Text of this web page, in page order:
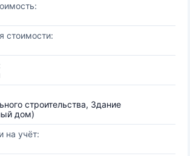
стоимости:
строительства, Здание
дом)
на учёт: